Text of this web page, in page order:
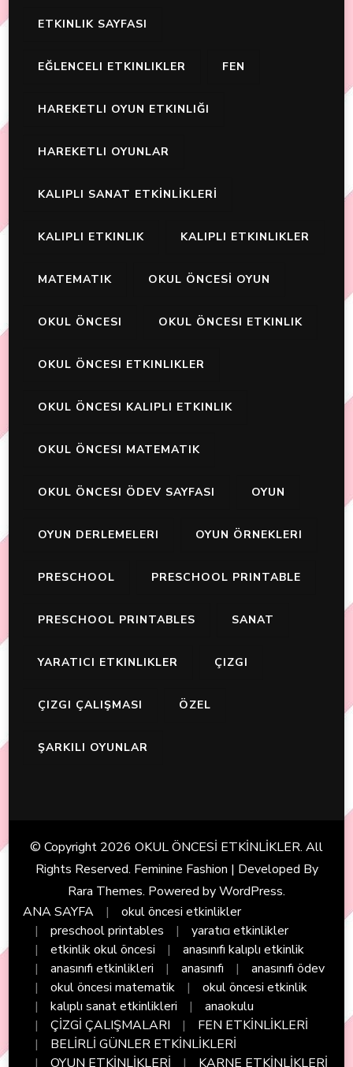
ETKINLIK SAYFASI
EĞLENCELI ETKINLIKLER FEN
HAREKETLI OYUN ETKINLIĞI
HAREKETLI OYUNLAR
KALIPLI SANAT ETKİNLİKLERİ
KALIPLI ETKINLIK KALIPLI ETKINLIKLER
MATEMATIK OKUL ÖNCESİ OYUN
OKUL ÖNCESI OKUL ÖNCESI ETKINLIK
OKUL ÖNCESI ETKINLIKLER
OKUL ÖNCESI KALIPLI ETKINLIK
OKUL ÖNCESI MATEMATIK
OKUL ÖNCESI ÖDEV SAYFASI OYUN
OYUN DERLEMELERI OYUN ÖRNEKLERI
PRESCHOOL PRESCHOOL PRINTABLE
PRESCHOOL PRINTABLES SANAT
YARATICI ETKINLIKLER ÇIZGI
ÇIZGI ÇALIŞMASI ÖZEL
ŞARKILI OYUNLAR
© Copyright 2026 OKUL ÖNCESİ ETKİNLİKLER. All
Rights Reserved. Feminine Fashion | Developed By
Rara Themes. Powered byWordPress.
ANA SAYFA
okul öncesi etkinlikler
preschool printables
yaratıcı etkinlikler
etkinlik okul öncesi
anasınıfı kalıplı etkinlik
anasınıfı etkinlikleri
anasınıfı
anasınıfı ödev
okul öncesi matematik
okul öncesi etkinlik
kalıplı sanat etkinlikleri
anaokulu
ÇİZGİ ÇALIŞMALARI
FEN ETKİNLİKLERİ
BELİRLİ GÜNLER ETKİNLİKLERİ
OYUN ETKİNLİKLERİ
KARNE ETKİNLİKLERİ